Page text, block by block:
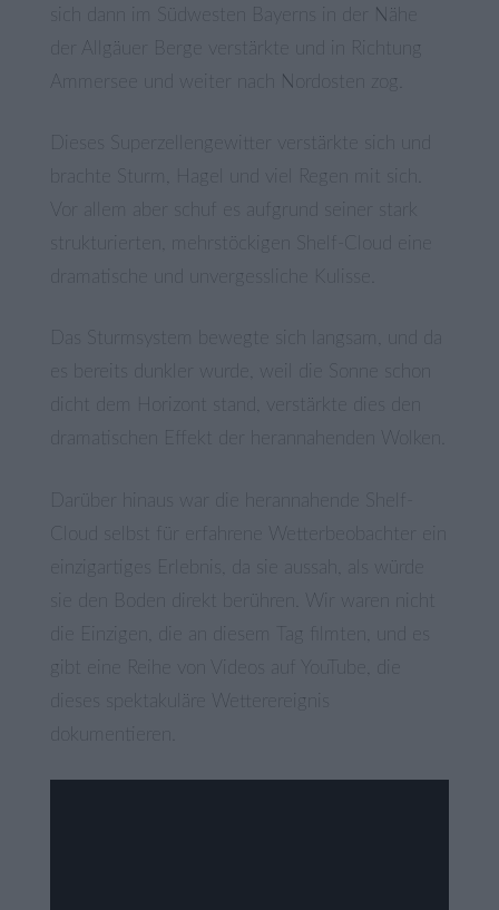
sich dann im Südwesten Bayerns in der Nähe
der Allgäuer Berge verstärkte und in Richtung
Ammersee und weiter nach Nordosten zog.
Dieses Superzellengewitter verstärkte sich und
brachte Sturm, Hagel und viel Regen mit sich.
Vor allem aber schuf es aufgrund seiner stark
strukturierten, mehrstöckigen Shelf-Cloud eine
dramatische und unvergessliche Kulisse.
Das Sturmsystem bewegte sich langsam, und da
es bereits dunkler wurde, weil die Sonne schon
dicht dem Horizont stand, verstärkte dies den
dramatischen Effekt der herannahenden Wolken.
Darüber hinaus war die herannahende Shelf-
Cloud selbst für erfahrene Wetterbeobachter ein
einzigartiges Erlebnis, da sie aussah, als würde
sie den Boden direkt berühren. Wir waren nicht
die Einzigen, die an diesem Tag filmten, und es
gibt eine Reihe von Videos auf YouTube, die
dieses spektakuläre Wetterereignis